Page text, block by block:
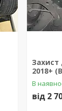
Захист
2018+
В
від 2